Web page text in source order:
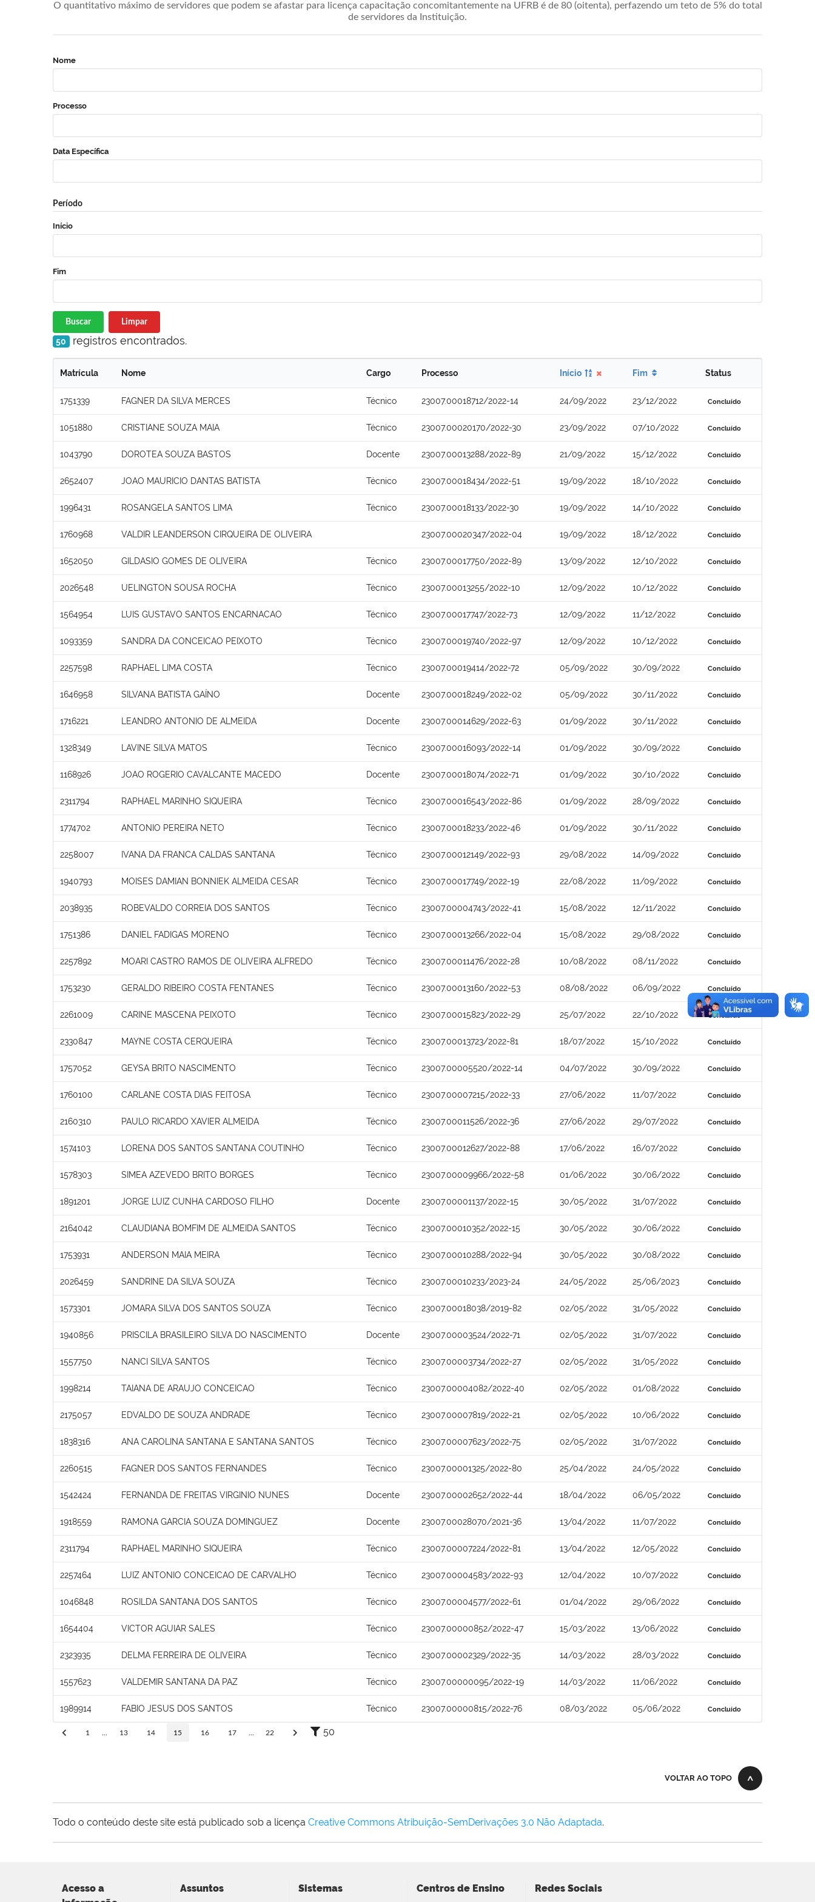
O quantitativo máximo de servidores que podem se afastar para licença capacitação concomitantemente na UFRB é de 80 (oitenta), perfazendo um teto de 5% do total
de servidores da Instituição.
Nome
Processo
Data Específica
Período
Início
Fim
Buscar Limpar
50 registros encontrados.
Matrícula Nome Cargo Processo Início Fim Status
1751339 FAGNER DA SILVA MERCES Técnico 23007.00018712/2022-14 24/09/2022 23/12/2022 Concluído
1051880 CRISTIANE SOUZA MAIA Técnico 23007.00020170/2022-30 23/09/2022 07/10/2022 Concluído
1043790 DOROTEA SOUZA BASTOS Docente 23007.00013288/2022-89 21/09/2022 15/12/2022 Concluído
2652407 JOAO MAURICIO DANTAS BATISTA Técnico 23007.00018434/2022-51 19/09/2022 18/10/2022 Concluído
1996431 ROSANGELA SANTOS LIMA Técnico 23007.00018133/2022-30 19/09/2022 14/10/2022 Concluído
1760968 VALDIR LEANDERSON CIRQUEIRA DE OLIVEIRA 23007.00020347/2022-04 19/09/2022 18/12/2022 Concluído
1652050 GILDASIO GOMES DE OLIVEIRA Técnico 23007.00017750/2022-89 13/09/2022 12/10/2022 Concluído
2026548 UELINGTON SOUSA ROCHA Técnico 23007.00013255/2022-10 12/09/2022 10/12/2022 Concluído
1564954 LUIS GUSTAVO SANTOS ENCARNACAO Técnico 23007.00017747/2022-73 12/09/2022 11/12/2022 Concluído
1093359 SANDRA DA CONCEICAO PEIXOTO Técnico 23007.00019740/2022-97 12/09/2022 10/12/2022 Concluído
2257598 RAPHAEL LIMA COSTA Técnico 23007.00019414/2022-72 05/09/2022 30/09/2022 Concluído
1646958 SILVANA BATISTA GAÍNO Docente 23007.00018249/2022-02 05/09/2022 30/11/2022 Concluído
1716221 LEANDRO ANTONIO DE ALMEIDA Docente 23007.00014629/2022-63 01/09/2022 30/11/2022 Concluído
1328349 LAVINE SILVA MATOS Técnico 23007.00016093/2022-14 01/09/2022 30/09/2022 Concluído
1168926 JOAO ROGERIO CAVALCANTE MACEDO Docente 23007.00018074/2022-71 01/09/2022 30/10/2022 Concluído
2311794 RAPHAEL MARINHO SIQUEIRA Técnico 23007.00016543/2022-86 01/09/2022 28/09/2022 Concluído
1774702 ANTONIO PEREIRA NETO Técnico 23007.00018233/2022-46 01/09/2022 30/11/2022 Concluído
2258007 IVANA DA FRANCA CALDAS SANTANA Técnico 23007.00012149/2022-93 29/08/2022 14/09/2022 Concluído
1940793 MOISES DAMIAN BONNIEK ALMEIDA CESAR Técnico 23007.00017749/2022-19 22/08/2022 11/09/2022 Concluído
2038935 ROBEVALDO CORREIA DOS SANTOS Técnico 23007.00004743/2022-41 15/08/2022 12/11/2022 Concluído
1751386 DANIEL FADIGAS MORENO Técnico 23007.00013266/2022-04 15/08/2022 29/08/2022 Concluído
2257892 MOARI CASTRO RAMOS DE OLIVEIRA ALFREDO Técnico 23007.00011476/2022-28 10/08/2022 08/11/2022 Concluído
1753230 GERALDO RIBEIRO COSTA FENTANES Técnico 23007.00013160/2022-53 08/08/2022 06/09/2022 Concluído
2261009 CARINE MASCENA PEIXOTO Técnico 23007.00015823/2022-29 25/07/2022 22/10/2022 Concluído
2330847 MAYNE COSTA CERQUEIRA Técnico 23007.00013723/2022-81 18/07/2022 15/10/2022 Concluído
1757052 GEYSA BRITO NASCIMENTO Técnico 23007.00005520/2022-14 04/07/2022 30/09/2022 Concluído
1760100 CARLANE COSTA DIAS FEITOSA Técnico 23007.00007215/2022-33 27/06/2022 11/07/2022 Concluído
2160310 PAULO RICARDO XAVIER ALMEIDA Técnico 23007.00011526/2022-36 27/06/2022 29/07/2022 Concluído
1574103 LORENA DOS SANTOS SANTANA COUTINHO Técnico 23007.00012627/2022-88 17/06/2022 16/07/2022 Concluído
1578303 SIMEA AZEVEDO BRITO BORGES Técnico 23007.00009966/2022-58 01/06/2022 30/06/2022 Concluído
1891201 JORGE LUIZ CUNHA CARDOSO FILHO Docente 23007.00001137/2022-15 30/05/2022 31/07/2022 Concluído
2164042 CLAUDIANA BOMFIM DE ALMEIDA SANTOS Técnico 23007.00010352/2022-15 30/05/2022 30/06/2022 Concluído
1753931 ANDERSON MAIA MEIRA Técnico 23007.00010288/2022-94 30/05/2022 30/08/2022 Concluído
2026459 SANDRINE DA SILVA SOUZA Técnico 23007.00010233/2023-24 24/05/2022 25/06/2023 Concluído
1573301 JOMARA SILVA DOS SANTOS SOUZA Técnico 23007.00018038/2019-82 02/05/2022 31/05/2022 Concluído
1940856 PRISCILA BRASILEIRO SILVA DO NASCIMENTO Docente 23007.00003524/2022-71 02/05/2022 31/07/2022 Concluído
1557750 NANCI SILVA SANTOS Técnico 23007.00003734/2022-27 02/05/2022 31/05/2022 Concluído
1998214 TAIANA DE ARAUJO CONCEICAO Técnico 23007.00004082/2022-40 02/05/2022 01/08/2022 Concluído
2175057 EDVALDO DE SOUZA ANDRADE Técnico 23007.00007819/2022-21 02/05/2022 10/06/2022 Concluído
1838316 ANA CAROLINA SANTANA E SANTANA SANTOS Técnico 23007.00007623/2022-75 02/05/2022 31/07/2022 Concluído
2260515 FAGNER DOS SANTOS FERNANDES Técnico 23007.00001325/2022-80 25/04/2022 24/05/2022 Concluído
1542424 FERNANDA DE FREITAS VIRGINIO NUNES Docente 23007.00002652/2022-44 18/04/2022 06/05/2022 Concluído
1918559 RAMONA GARCIA SOUZA DOMINGUEZ Docente 23007.00028070/2021-36 13/04/2022 11/07/2022 Concluído
2311794 RAPHAEL MARINHO SIQUEIRA Técnico 23007.00007224/2022-81 13/04/2022 12/05/2022 Concluído
2257464 LUIZ ANTONIO CONCEICAO DE CARVALHO Técnico 23007.00004583/2022-93 12/04/2022 10/07/2022 Concluído
1046848 ROSILDA SANTANA DOS SANTOS Técnico 23007.00004577/2022-61 01/04/2022 29/06/2022 Concluído
1654404 VICTOR AGUIAR SALES Técnico 23007.00000852/2022-47 15/03/2022 13/06/2022 Concluído
2323935 DELMA FERREIRA DE OLIVEIRA Técnico 23007.00002329/2022-35 14/03/2022 28/03/2022 Concluído
1557623 VALDEMIR SANTANA DA PAZ Técnico 23007.00000095/2022-19 14/03/2022 11/06/2022 Concluído
1989914 FABIO JESUS DOS SANTOS Técnico 23007.00000815/2022-76 08/03/2022 05/06/2022 Concluído
1 13 14 15 16 17 22 50
VOLTAR AO TOPO
Todo o conteúdo deste site está publicado sob a licença Creative Commons Atribuição-SemDerivações 3.0 Não Adaptada.
Acesso a
Assuntos Sistemas Centros de Ensino Redes Sociais